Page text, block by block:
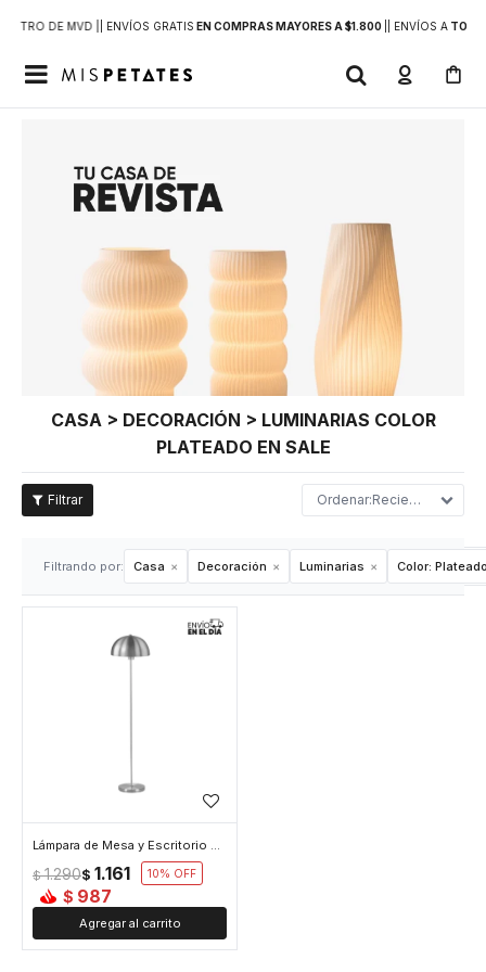
DE MVD | | ENVÍOS GRATIS EN COMPRAS MAYORES A $1.800 | ENVÍOS ATODO

CASA > DECORACIÓN > LUMINARIAS COLOR
PLATEADO EN SALE
Recientes
Filtrando por: Casa Decoración Luminarias Color:
Lámpara de Mesa y Escritorio con Luz Led Base Plana - Plateado
$ 1.161
$ 1.290 10
$ 987